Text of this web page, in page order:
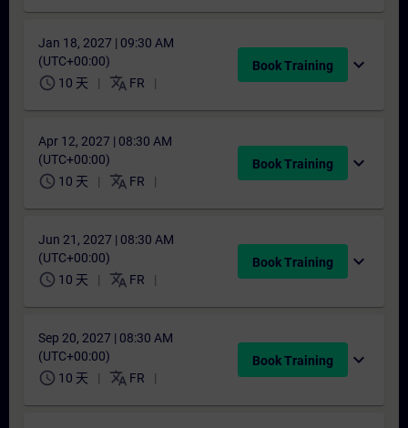
Jan 18, 2027 | 09:30 AM
(UTC+00:00)
schedule 10 天 translate FR
Book Training expand_more
Apr 12, 2027 | 08:30 AM
(UTC+00:00)
schedule 10 天 translate FR
Book Training expand_more
Jun 21, 2027 | 08:30 AM
(UTC+00:00)
schedule 10 天 translate FR
Book Training expand_more
Sep 20, 2027 | 08:30 AM
(UTC+00:00)
schedule 10 天 translate FR
Book Training expand_more